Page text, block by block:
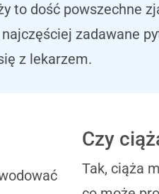
to dość powszechne
zadawane
z lekarzem.
Czy
Tak, ciąża